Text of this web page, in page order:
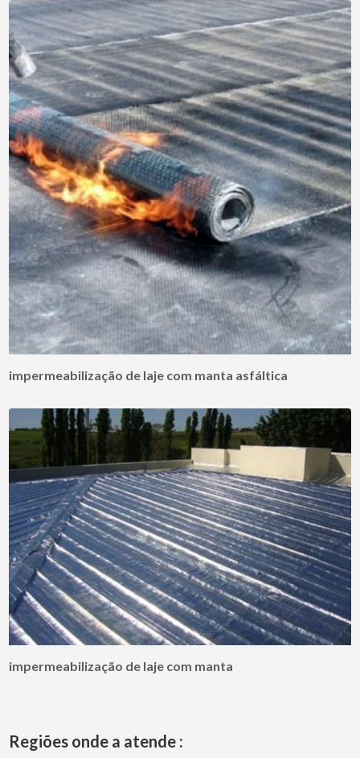
impermeabilização de laje com manta asfáltica
impermeabilização de laje com manta
Regiões onde a atende :